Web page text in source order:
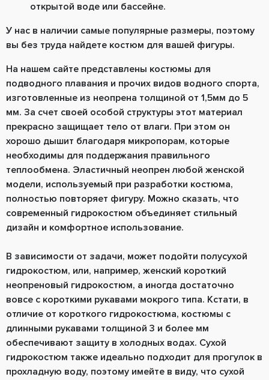
открытой воде или бассейне.
У нас в наличии самые популярные размеры, поэтому
вы без труда найдете костюм для вашей фигуры.
На нашем сайте представлены костюмы для
подводного плавания и прочих видов водного спорта,
изготовленные из неопрена толщиной от 1,5мм до 5
мм. За счет своей особой структуры этот материал
прекрасно защищает тело от влаги. При этом он
хорошо дышит благодаря микропорам, которые
необходимы для поддержания правильного
теплообмена. Эластичный неопрен любой женской
модели, используемый при разработки костюма,
полностью повторяет фигуру. Можно сказать, что
современный гидрокостюм объединяет стильный
дизайн и комфортное использование.
В зависимости от задачи, может подойти полусухой
гидрокостюм, или, например, женский короткий
неопреновый гидрокостюм, а иногда достаточно
вовсе с короткими рукавами мокрого типа. Кстати, в
отличие от короткого гидрокостюма, костюмы с
длинными рукавами толщиной 3 и более мм
обеспечивают защиту в холодных водах. Сухой
гидрокостюм также идеально подходит для прогулок в
прохладную воду, поэтому имейте в виду, что сухой